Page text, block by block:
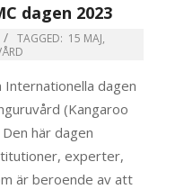
dagen 2023
TAGGED: 15 MAJ,
dagen
(Kangaroo
här dagen
experter,
är beroende av att